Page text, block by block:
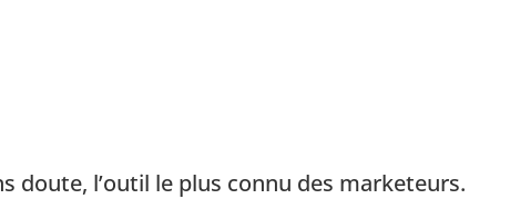
doute, l’outil le plus connu des marketeurs.